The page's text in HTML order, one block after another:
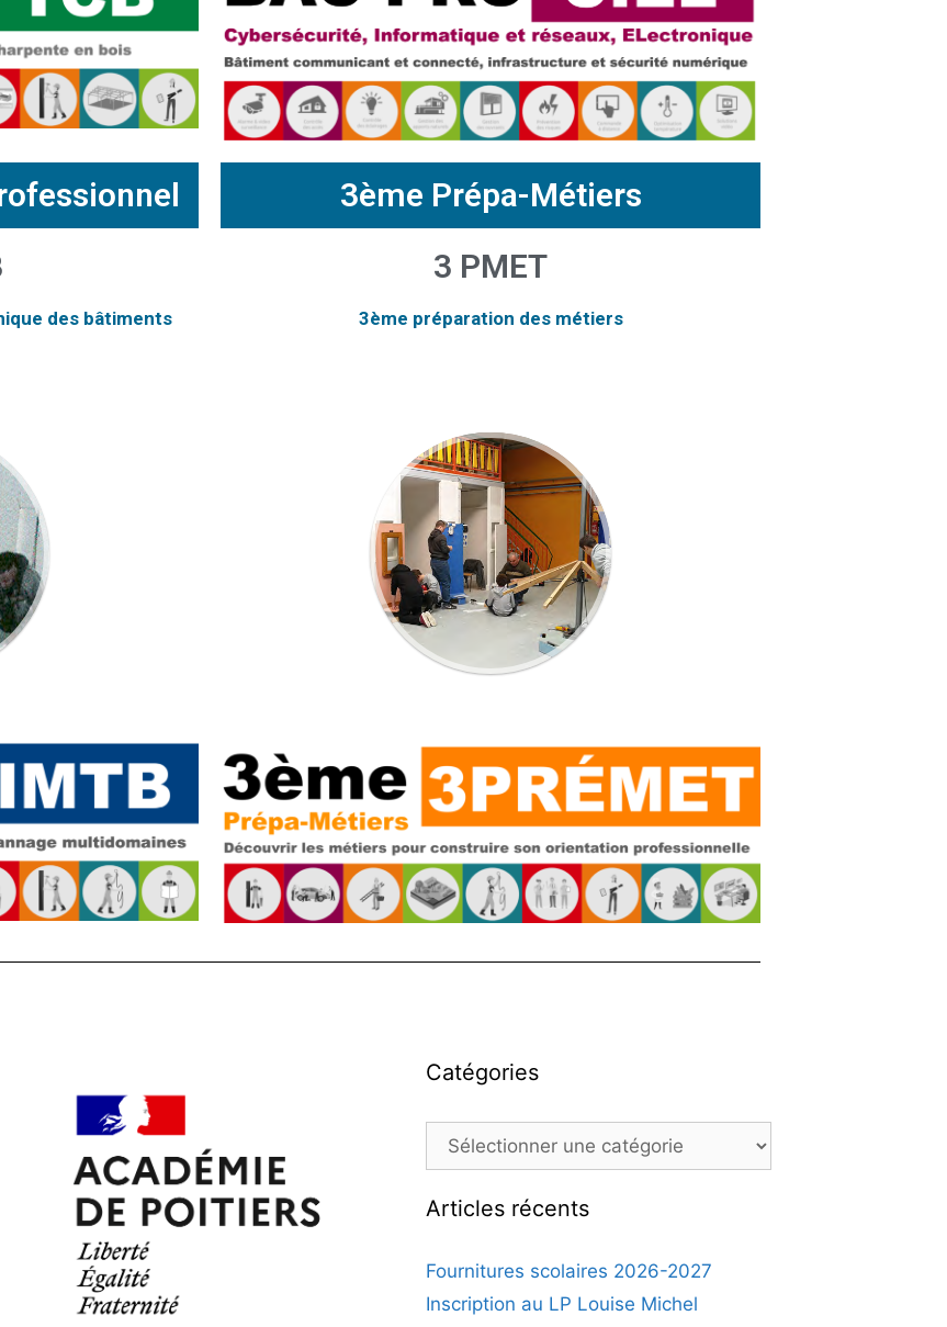
des bâtiments
3ème Prépa-Métiers
3 PMET
3ème préparation des métiers
Catégories
Articles récents
Fournitures scolaires 2026-2027
Inscription au LP Louise Michel